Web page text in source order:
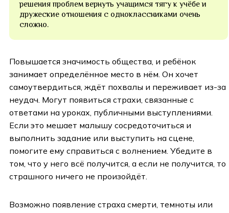
решения проблем вернуть учащимся тягу к учёбе и
дружеские отношения с одноклассниками очень
сложно.
Повышается значимость общества, и ребёнок
занимает определённое место в нём. Он хочет
самоутвердиться, ждёт похвалы и переживает из-за
неудач. Могут появиться страхи, связанные с
ответами на уроках, публичными выступлениями.
Если это мешает малышу сосредоточиться и
выполнить задание или выступить на сцене,
помогите ему справиться с волнением. Убедите в
том, что у него всё получится, а если не получится, то
страшного ничего не произойдёт.
Возможно появление страха смерти, темноты или